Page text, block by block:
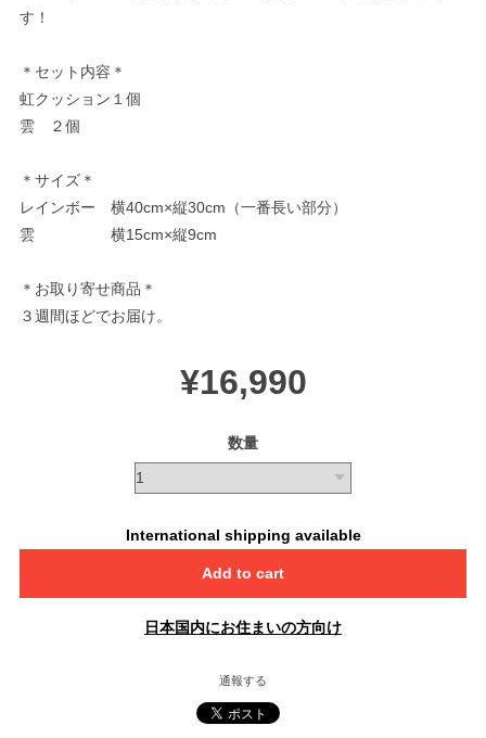
す！
＊セット内容＊
虹クッション１個
雲 ２個
＊サイズ＊
レインボー 横40cm×縦30cm（一番長い部分）
雲 横15cm×縦9cm
＊お取り寄せ商品＊
３週間ほどでお届け。
¥16,990
数量
International shipping available
Add to cart
日本国内にお住まいの方向け
通報する